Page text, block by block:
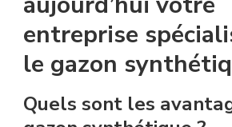
entreprise
le gazon
Quels sont les